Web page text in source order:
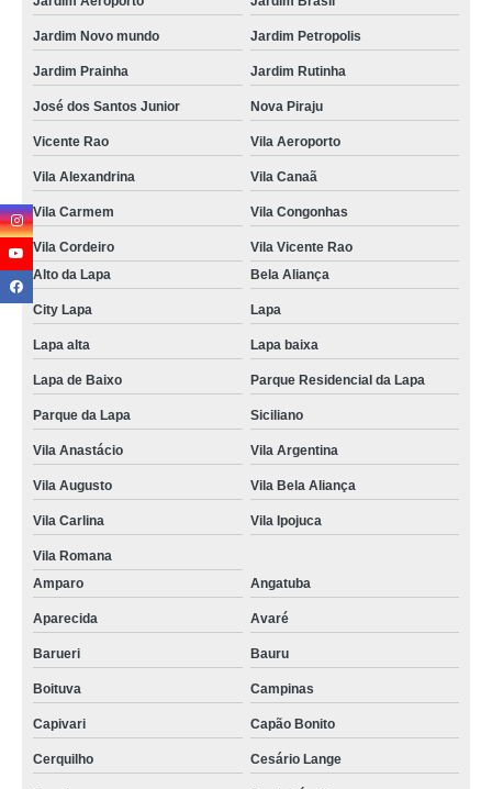
Jardim Novo mundo Jardim Petropolis
Jardim Prainha Jardim Rutinha
José dos Santos Junior Nova Piraju
Vicente Rao Vila Aeroporto
Vila Alexandrina Vila Canaã
Vila Carmem Vila Congonhas
Vila Cordeiro
Vila Vicente Rao
Alto da Lapa
Bela Aliança
City Lapa Lapa
Lapa alta Lapa baixa
Lapa de Baixo Parque Residencial da Lapa
Parque da Lapa Siciliano
Vila Anastácio Vila Argentina
Vila Augusto Vila Bela Aliança
Vila Carlina Vila Ipojuca
Vila Romana
Amparo
Angatuba
Aparecida Avaré
Barueri Bauru
Boituva Campinas
Capivari Capão Bonito
Cerquilho Cesário Lange